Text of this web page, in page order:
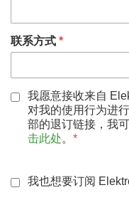
联系方式 *
我愿意接收来自
对我的使用行为进
部的退订链接，我
击此处。 *
我也想要订阅